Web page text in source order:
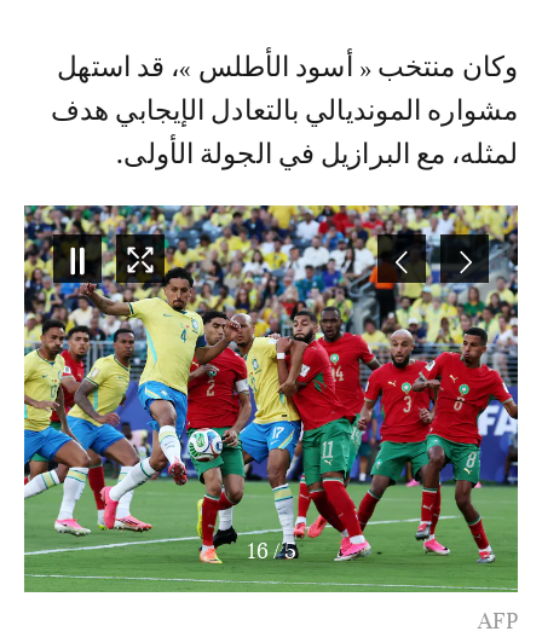
وكان منتخب « أسود الأطلس »، قد استهل
مشواره المونديالي بالتعادل الإيجابي هدف
لمثله، مع البرازيل في الجولة الأولى.
5
/
16
AFP